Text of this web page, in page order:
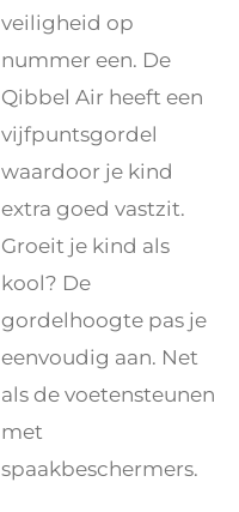
veiligheid op
nummer een. De
Qibbel Air heeft een
vijfpuntsgordel
waardoor je kind
extra goed vastzit.
Groeit je kind als
kool? De
gordelhoogte pas je
eenvoudig aan. Net
als de voetensteunen
met
spaakbeschermers.